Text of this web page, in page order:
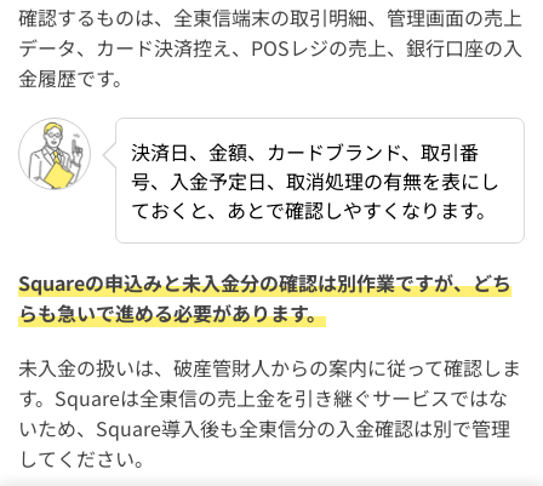
確認するものは、全東信端末の取引明細、管理画面の売上
データ、カード決済控え、POSレジの売上、銀行口座の入
金履歴です。
決済日、金額、カードブランド、取引番
号、入金予定日、取消処理の有無を表にし
ておくと、あとで確認しやすくなります。
Squareの申込みと未入金分の確認は別作業ですが、どち
らも急いで進める必要があります。
未入金の扱いは、破産管財人からの案内に従って確認しま
す。Squareは全東信の売上金を引き継ぐサービスではな
いため、Square導入後も全東信分の入金確認は別で管理
してください。